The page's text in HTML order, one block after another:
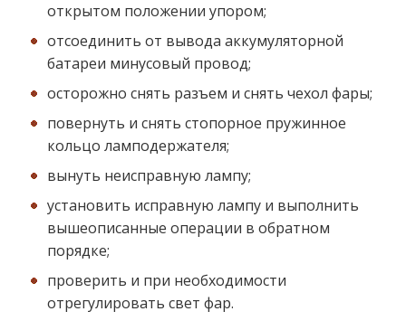
открытом положении упором;
отсоединить от вывода аккумуляторной
батареи минусовый провод;
осторожно снять разъем и снять чехол фары;
повернуть и снять стопорное пружинное
кольцо ламподержателя;
вынуть неисправную лампу;
установить исправную лампу и выполнить
вышеописанные операции в обратном
порядке;
проверить и при необходимости
отрегулировать свет фар.